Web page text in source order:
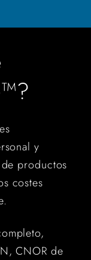
y
productos
costes
CNOR de